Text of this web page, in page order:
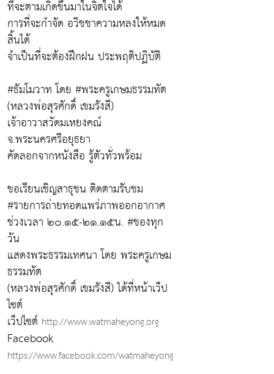
ที่จะตามเกิดขึ้นมาในจิตใจได้
การที่จะกำจัด อวิชชาความหลงให้หมด
สิ้นได้
จำเป็นที่จะต้องฝึกฝน ประพฤติปฏิบัติ
#ธัมโมวาท โดย #พระครูเกษมธรรมทัต
(หลวงพ่อสุรศักดิ์ เขมรังสี)
เจ้าอาวาสวัดมเหยงคณ์
จ.พระนครศรีอยุธยา
คัดลอกจากหนังสือ รู้ตัวทั่วพร้อม
ขอเรียนเชิญสาธุชน ติดตามรับชม
#รายการถ่ายทอดแพร่ภาพออกอากาศ
ช่วงเวลา ๒๐.๑๕-๒๑.๑๕น. #ของทุก
วัน
แสดงพระธรรมเทศนา โดย พระครูเกษม
ธรรมทัต
(หลวงพ่อสุรศักดิ์ เขมรังสี) ได้ที่หน้าเว็ป
ไซต์
เว็ปไซต์ http://www.watmaheyong.org
Facebook
https://www.facebook.com/watmaheyong